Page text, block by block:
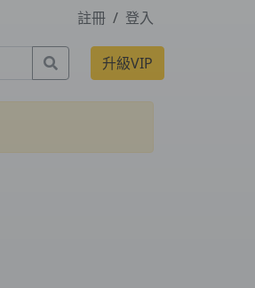
註冊 / 登入
升級VIP